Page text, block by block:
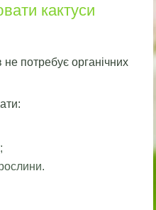
кактуси
не потребує органічних